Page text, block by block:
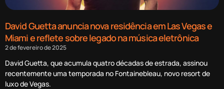
David Guetta anuncia nova residência em Las Vegas e
Miami e reflete sobre legado na música eletrônica
2 de fevereiro de 2025
David Guetta, que acumula quatro décadas de estrada, assinou
recentemente uma temporada no Fontainebleau, novo resort de
luxo de Vegas.